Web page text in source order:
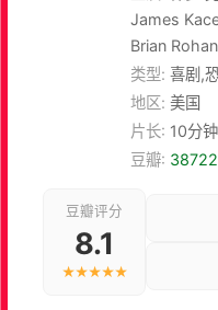
James
Brian Rohan
类型: 喜剧,
地区: 美国
片长: 10分钟
豆瓣:
豆瓣评分
8.1
★★★★★